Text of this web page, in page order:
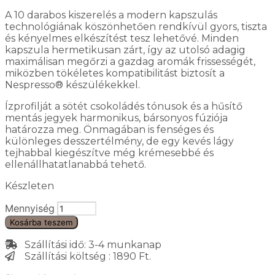
A 10 darabos kiszerelés a modern kapszulás
technológiának köszönhetően rendkívül gyors, tiszta
és kényelmes elkészítést tesz lehetővé. Minden
kapszula hermetikusan zárt, így az utolsó adagig
maximálisan megőrzi a gazdag aromák frissességét,
miközben tökéletes kompatibilitást biztosít a
Nespresso® készülékekkel.
Ízprofilját a sötét csokoládés tónusok és a hűsítő
mentás jegyek harmonikus, bársonyos fúziója
határozza meg. Önmagában is fenséges és
különleges desszertélmény, de egy kevés lágy
tejhabbal kiegészítve még krémesebbé és
ellenállhatatlanabbá tehető.
Készleten
Mennyiség
Kosárba teszem
Szállítási idő: 3-4 munkanap
Szállítási költség : 1890 Ft.